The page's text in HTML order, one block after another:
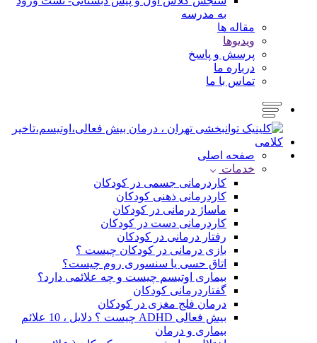
به مدرسه
مقاله ها
ویدیوها
پرسش و پاسخ
درباره ما
تماس با ما
صفحه اصلی
خدمات
کاردرمانی جسمی در کودکان
کاردرمانی ذهنی کودکان
ماساژ درمانی در کودکان
کاردرمانی دست در کودکان
رفتار درمانی در کودکان
بازی درمانی در کودکان چیست ؟
اتاق حسی یا سنسوری روم چیست؟
بیماری اوتیسم چیست و چه علائمی دارد؟
گفتاردرمانی کودکان
درمان فلج مغزی در کودکان
بیش فعالی ADHD چیست ؟ دلایل ، 10 علائم
بیماری و درمان